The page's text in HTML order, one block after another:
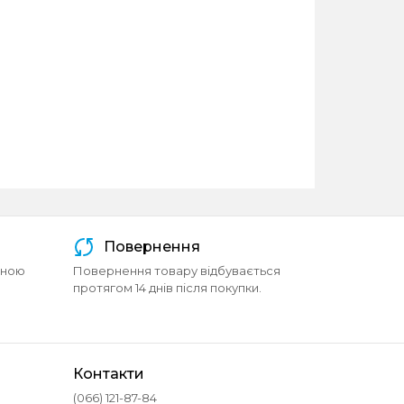
Повернення
Повернення товару відбувається
протягом 14 днів після покупки.
Контакти
(066) 121-87-84